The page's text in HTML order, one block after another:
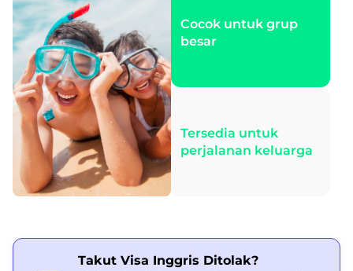
Cocok untuk grup
besar
Tersedia untuk
perjalanan keluarga
Takut Visa Inggris Ditolak?